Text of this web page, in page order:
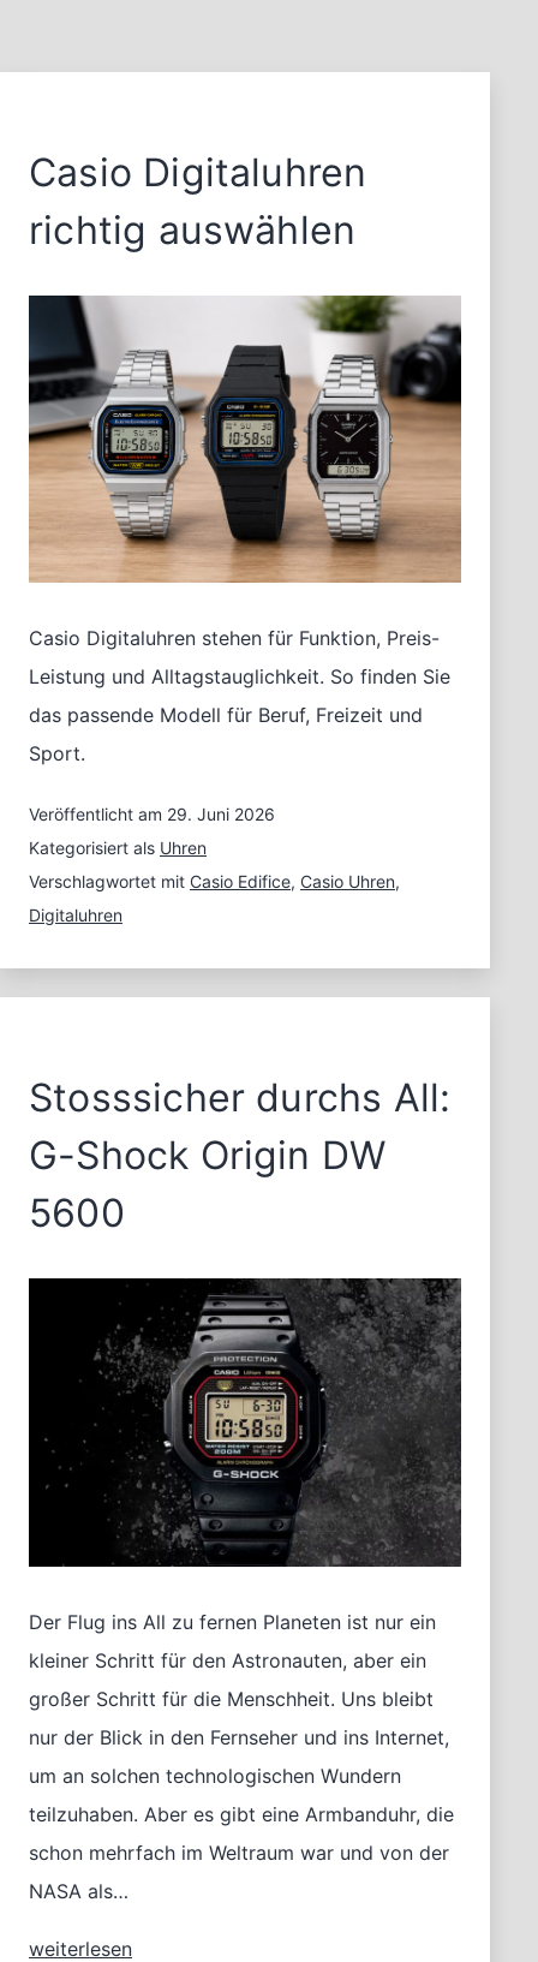
Casio Digitaluhren
richtig auswählen
Casio Digitaluhren stehen für Funktion, Preis-
Leistung und Alltagstauglichkeit. So finden Sie
das passende Modell für Beruf, Freizeit und
Sport.
Veröffentlicht am 29. Juni 2026
Kategorisiert als Uhren
Verschlagwortet mit Casio Edifice, Casio Uhren,
Digitaluhren
Stosssicher durchs All:
G-Shock Origin DW
5600
Der Flug ins All zu fernen Planeten ist nur ein
kleiner Schritt für den Astronauten, aber ein
großer Schritt für die Menschheit. Uns bleibt
nur der Blick in den Fernseher und ins Internet,
um an solchen technologischen Wundern
teilzuhaben. Aber es gibt eine Armbanduhr, die
schon mehrfach im Weltraum war und von der
NASA als…
Stosssicher
weiterlesen